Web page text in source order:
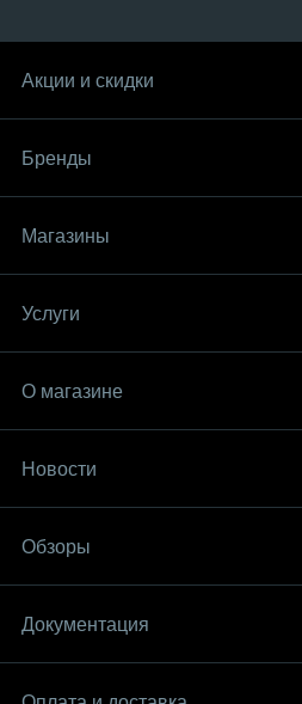
Акции и скидки
Бренды
Магазины
Услуги
О магазине
Новости
Обзоры
Документация